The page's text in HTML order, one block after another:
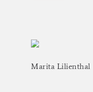
Marita Lilienthal